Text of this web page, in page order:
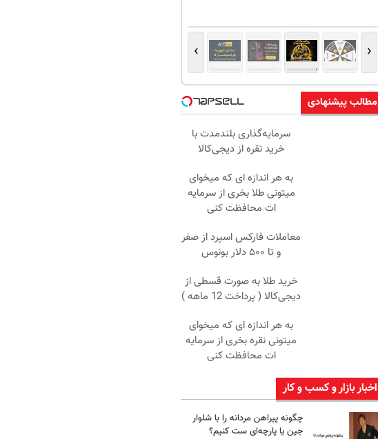
‹
›
مطالب پیشنهادی
سرمایه‌گذاری بلندمدت با
خرید نقره از دیجی‌کالا
به هر اندازه ای که میخوای
میتونی طلا بخری از سرمایه
ات محافظت کنی
معاملات فارکس اسپرد از صفر
و تا ۵۰۰ دلار بونوس
خرید طلا به صورت قسطی از
دیجی‌کالا ( پرداخت 12 ماهه )
به هر اندازه ای که میخوای
میتونی نقره بخری از سرمایه
ات محافظت کنی
اخبار بازار و کسب و کار
چگونه پیراهن مردانه را با شلوار
جین یا پارچه‌ای ست کنیم؟